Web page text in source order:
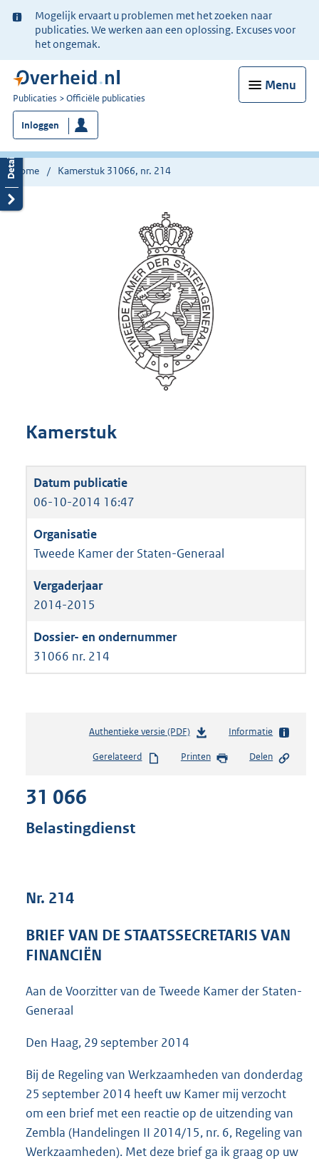
Ter
informatie:
Mogelijk ervaart u problemen met het zoeken naar
publicaties. We werken aan een oplossing. Excuses voor
het ongemak.
Menu
U
bent
nu
hier:
Publicaties Officiële publicaties
Inloggen
Home Kamerstuk 31066, nr. 214
Kamerstuk
06-10-2014 16:47
Tweede Kamer der Staten-Generaal
2014-2015
31066 nr. 214
Authentieke versie (PDF)b
s
e
4
Informatie
Gerelateerd Printen Delen
31 066
Belastingdienst
Nr. 214
BRIEF VAN DE STAATSSECRETARIS VAN
FINANCIËN
Aan de Voorzitter van de Tweede Kamer der Staten-
Generaal
Den Haag, 29 september 2014
Bij de Regeling van Werkzaamheden van donderdag
25 september 2014 heeft uw Kamer mij verzocht
om een brief met een reactie op de uitzending van
Zembla (Handelingen II 2014/15, nr. 6, Regeling van
Werkzaamheden). Met deze brief ga ik graag op uw